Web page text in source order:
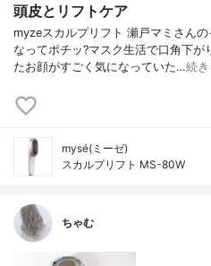
頭皮とリフトケア
myzeスカルプリフト 瀬戸マミさん
なってポチッ?マスク生活で口角下
たお顔がすごく気になっていた…続
mysé(ミーゼ)
スカルプリフト MS-80W
ちゃむ